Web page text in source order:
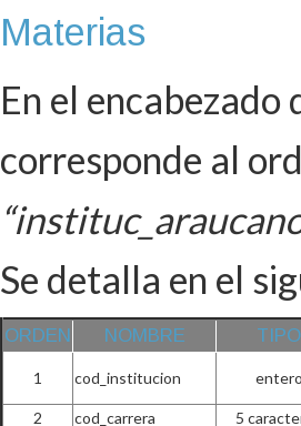
Materias
En el
corresponde al
Se detalla en el
ORDEN NOMBRE TIPO
1 cod_institucion
2 cod_carrera 5